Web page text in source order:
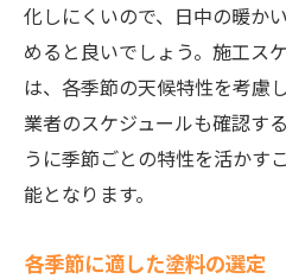
化しにくいので、日中の暖か
めると良いでしょう。施工ス
は、各季節の天候特性を考慮
業者のスケジュールも確認す
うに季節ごとの特性を活かす
能となります。
各季節に適した塗料の選定